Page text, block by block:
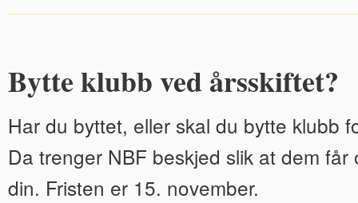
Bytte klubb ved årsskiftet?
Har du byttet, eller skal du bytte klubb
Da trenger NBF beskjed slik at dem
din. Fristen er 15. november.